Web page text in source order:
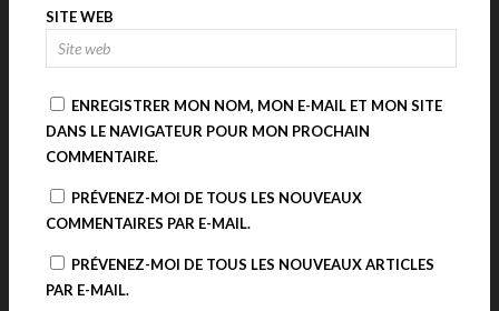
SITE WEB
ENREGISTRER MON NOM, MON E-MAIL ET MON SITE
DANS LE NAVIGATEUR POUR MON PROCHAIN
COMMENTAIRE.
PRÉVENEZ-MOI DE TOUS LES NOUVEAUX
COMMENTAIRES PAR E-MAIL.
PRÉVENEZ-MOI DE TOUS LES NOUVEAUX ARTICLES
PAR E-MAIL.